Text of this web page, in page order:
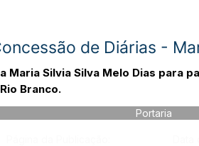
de Diárias -
Maria Silvia Silva Melo Dias para
Branco.
Portaria